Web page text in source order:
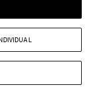
N-am mai văzut-o de
mică, iar acum fiica
La 14 ani, superba Kim